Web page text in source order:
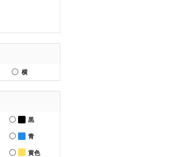
横
黒
青
黄色